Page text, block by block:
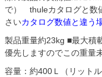
で） thuleカタログと数
さいカタログ数値と違う
製品重量約23kg ■最大積
優先しますのでこの重量
容量：約400Ｌ（リットル